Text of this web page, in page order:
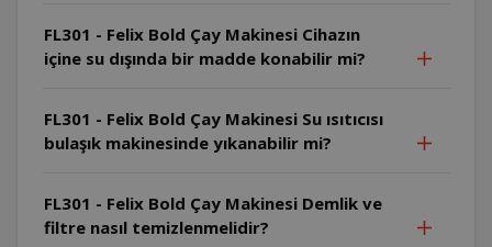
FL301 - Felix Bold Çay Makinesi Cihazın
içine su dışında bir madde konabilir mi?
FL301 - Felix Bold Çay Makinesi Su ısıtıcısı
bulaşık makinesinde yıkanabilir mi?
FL301 - Felix Bold Çay Makinesi Demlik ve
filtre nasıl temizlenmelidir?